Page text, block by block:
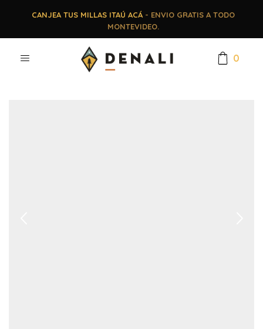
CANJEA TUS MILLAS ITAÚ ACÁ- ENVIO GRATIS A TODO
MONTEVIDEO.
0